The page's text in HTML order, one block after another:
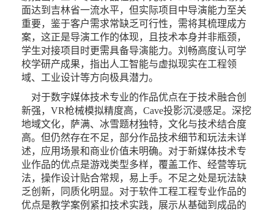
面达到吉林省一流水平，但实际项目中导演能力至关
重要，鉴于客户需求常缺乏可行性，需将其梳理成方
案，这正是导演工作的体现，且技术本身并非瓶颈，
学生对接项目时更需具备导演能力。刘畅高度认可学
校学研产成果，指出人工智能与虚拟现实在工程领
域、工业设计等方向极具潜力。
对于数字媒体技术专业的作品优点在于技术融合创
新强，VR枪械模拟精度高，Cave投影沉浸感足。深挖
地域文化，萨满、冰雪题材独特，文化与技术结合度
高。但仍然存在不足，部分作品技术细节和玩法未详
述，应用场景和商业价值未明确。对于新媒体技术专
业作品的优点是游戏类型多样，覆盖工作、经营等玩
法，操作设计贴合常规，易上手。不足之处是玩法缺
乏创新，同质化明显。对于软件工程工程专业作品的
优点是教学案例紧扣技术实践，展示从基础到成品的